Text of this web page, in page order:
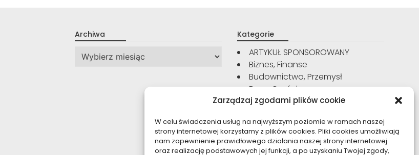
Zarządzaj zgodami plików cookie
W celu świadczenia usług na najwyższym poziomie w ramach naszej
strony internetowej korzystamy z plików cookies. Pliki cookies umożliwiają
nam zapewnienie prawidłowego działania naszej strony internetowej
oraz realizację podstawowych jej funkcji, a po uzyskaniu Twojej zgody,
Archiwa
Archiwa
Kategorie
ARTYKUŁ SPONSOROWANY
Biznes, Finanse
Budownictwo, Przemysł
Dom, Ogród
Edukacja, Rozrywka
Moda, Uroda
Motoryzacja, Transport
Sport, Turystyka